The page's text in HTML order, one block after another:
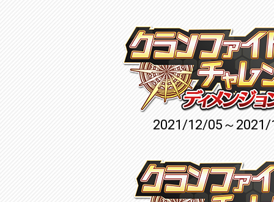
2021/12/05～